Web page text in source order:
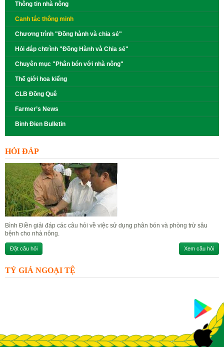
Thông tin nhà nông
Canh tác thông minh
Chương trình "Đồng hành và chia sẻ"
Hỏi đáp chtrình "Đồng Hành và Chia sẻ"
Chuyên mục "Phân bón với nhà nông"
Thế giới hoa kiểng
CLB Đồng Quê
Farmer’s News
Binh Đien Bulletin
HỎI ĐÁP
Bình Điền giải đáp các câu hỏi về việc sử dụng phân bón và phòng trừ sâu
bệnh cho nhà nông.
Đặt câu hỏi Xem câu hỏi
TỶ GIÁ NGOẠI TỆ